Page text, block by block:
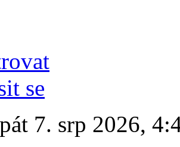
se
7. srp 2026,